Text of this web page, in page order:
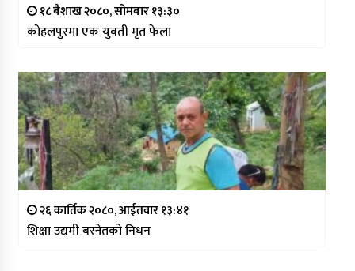
१८ बैशाख २०८०, सोमबार १३:३०
कोहलपुरमा एक युवती मृत फेला
२६ कार्तिक २०८०, आईतवार १३:४१
शिक्षा उद्यमी बस्नेतको निधन